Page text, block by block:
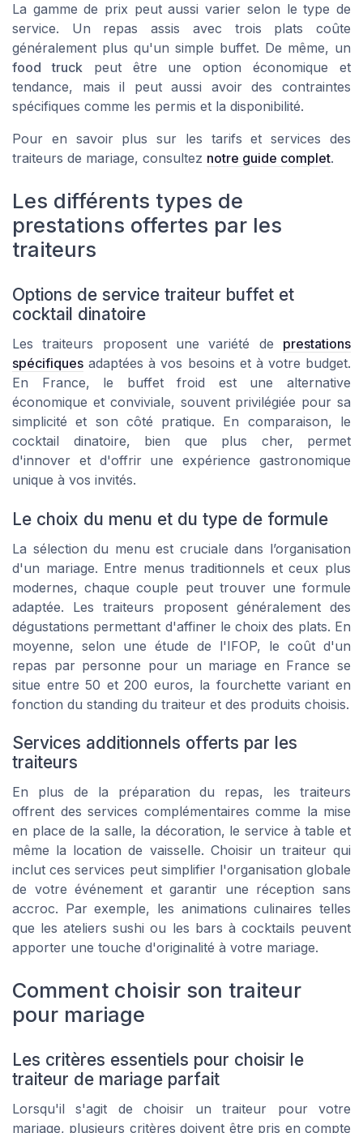
La gamme de prix peut aussi varier selon le type de
service. Un repas assis avec trois plats coûte
généralement plus qu'un simple buffet. De même, un
food truckpeut être une option économique et
tendance, mais il peut aussi avoir des contraintes
spécifiques comme les permis et la disponibilité.
Pour en savoir plus sur les tarifs et services des
traiteurs de mariage, consultez notre guide complet.
Les différents types de
prestations offertes par les
traiteurs
Options de service traiteur buffet et
cocktail dinatoire
Les traiteurs proposent une variété de prestations
spécifiques adaptées à vos besoins et à votre budget.
En France, le buffet froid est une alternative
économique et conviviale, souvent privilégiée pour sa
simplicité et son côté pratique. En comparaison, le
cocktail dinatoire, bien que plus cher, permet
d'innover et d'offrir une expérience gastronomique
unique à vos invités.
Le choix du menu et du type de formule
La sélection du menu est cruciale dans l’organisation
d'un mariage. Entre menus traditionnels et ceux plus
modernes, chaque couple peut trouver une formule
adaptée. Les traiteurs proposent généralement des
dégustations permettant d'affiner le choix des plats. En
moyenne, selon une étude de l'IFOP, le coût d'un
repas par personne pour un mariage en France se
situe entre 50 et 200 euros, la fourchette variant en
fonction du standing du traiteur et des produits choisis.
Services additionnels offerts par les
traiteurs
En plus de la préparation du repas, les traiteurs
offrent des services complémentaires comme la mise
en place de la salle, la décoration, le service à table et
même la location de vaisselle. Choisir un traiteur qui
inclut ces services peut simplifier l'organisation globale
de votre événement et garantir une réception sans
accroc. Par exemple, les animations culinaires telles
que les ateliers sushi ou les bars à cocktails peuvent
apporter une touche d'originalité à votre mariage.
Comment choisir son traiteur
pour mariage
Les critères essentiels pour choisir le
traiteur de mariage parfait
Lorsqu'il s'agit de choisir un traiteur pour votre
mariage, plusieurs critères doivent être pris en compte